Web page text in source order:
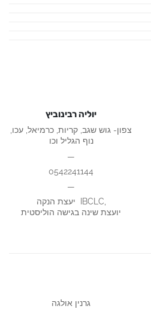
יוליה רבינוביץ
צפון- גוש שגב, קריות, כרמיאל, עכו,
נוף הגליל וכו
—
0542241144
—
יעצת הנקה IBCLC,
יועצת שינה בגישה הוליסטית
גרנין אולגה